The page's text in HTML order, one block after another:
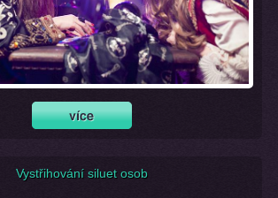
Vystřihování siluet osob